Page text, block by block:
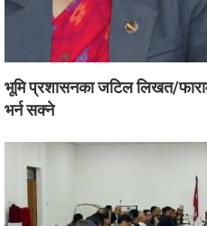
भूमि प्रशासनका जटिल लिखत/
भर्न सक्ने